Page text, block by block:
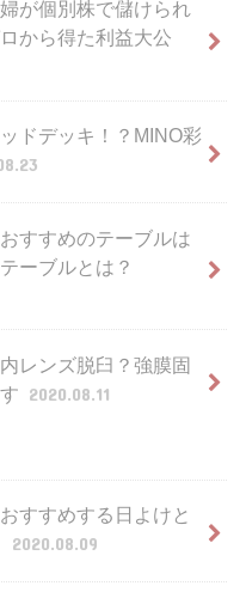
が個別株で儲けられ
から得た利益大公
ドデッキ！？MINO彩
すすめのテーブルは
ーブルとは？
レンズ脱臼？強膜固
2020.08.11
すすめする日よけと
2020.08.09